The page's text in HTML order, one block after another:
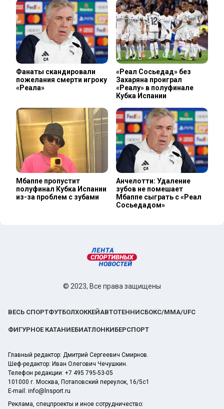
Фанаты скандировали
пожелания смерти игроку
«Реала»
«Реал Сосьедад» без
Захаряна проиграл
«Реалу» в полуфинале
Кубка Испании
Мбаппе пропустит
полуфинал Кубка Испании
из-за проблем с зубами
Анчелотти: Удаление
зубов не помешает
Мбаппе сыграть с «Реал
Сосьедадом»
© 2023, Все права защищены
ВЕСЬ СПОРТФУТБОЛХОККЕЙАВТОТЕННИСБОКС/ММА/UFC
ФИГУРНОЕ КАТАНИЕБИАТЛОНКИБЕРСПОРТ
Главный редактор: Дмитрий Сергеевич Смирнов.
Шеф-редактор: Иван Олегович Чечушкин.
Телефон редакции: +7 495 795-53-05
101000 г. Москва, Потаповский переулок, 16/5с1
E-mail: info@lnsport.ru
Реклама, спецпроекты и иное сотрудничество: